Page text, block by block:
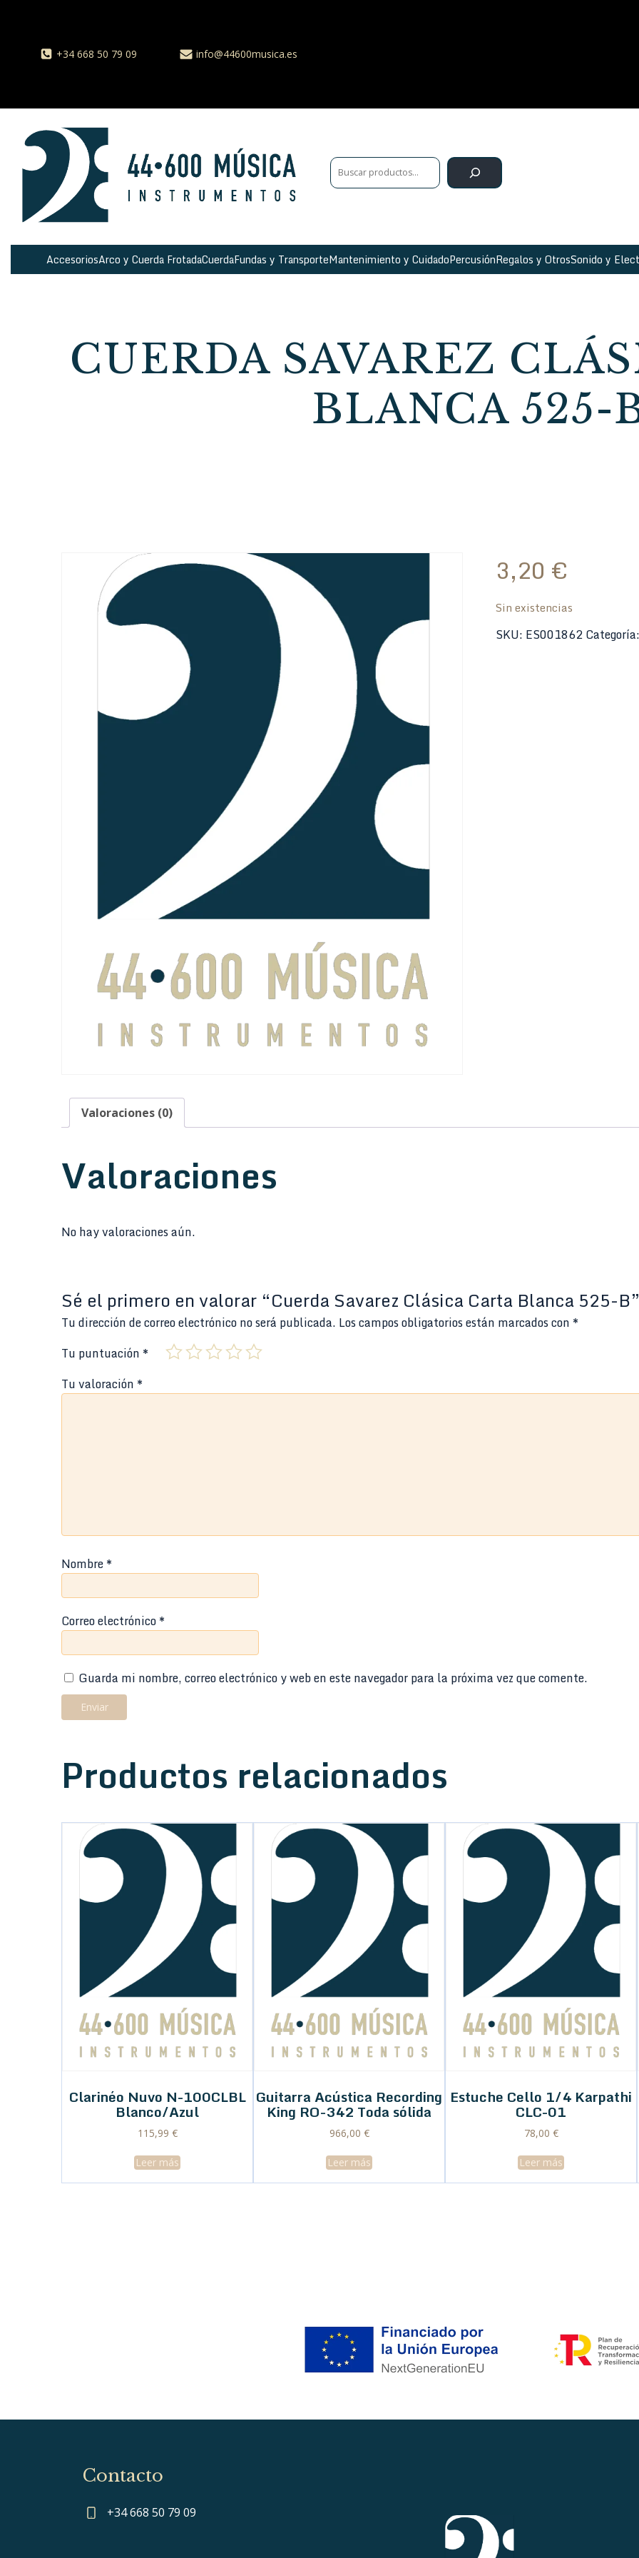
+34 668 50 79 09 info@44600musica.es
AccesoriosArco y Cuerda FrotadaCuerdaFundas y TransporteMantenimiento y CuidadoPercusiónRegalos y OtrosSonido y
CUERDA SAVAREZ
BLANCA 525-
3,20 €
Sin existencias
SKU: ES001862
Valoraciones (0)
Valoraciones
No hay valoraciones aún.
Sé el primero en valorar “Cuerda Savarez Clásica Carta Blanca 525-
Tu dirección de correo electrónico no será publicada. Los campos obligatorios están marcados con *
Tu puntuación *
Tu valoración *
Nombre*
Correo electrónico*
Guarda mi nombre, correo electrónico y web en este navegador para la próxima vez que comente.
Productos relacionados
Clarinéo Nuvo N-100CLBL
Blanco/Azul
115,99 €
Leer más
Guitarra Acústica Recording
King RO-342 Toda sólida
966,00 €
Leer más
Estuche Cello 1/4 Karpathi
CLC-01
78,00 €
Leer más
Contacto
+34 668 50 79 09